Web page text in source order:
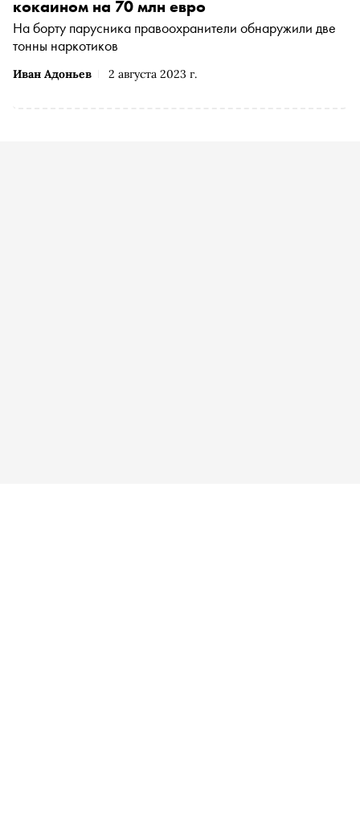
Иван Адоньев 2 августа 2023 г.
кокаином на 70 млн евро
На борту парусника правоохранители обнаружили две
тонны наркотиков